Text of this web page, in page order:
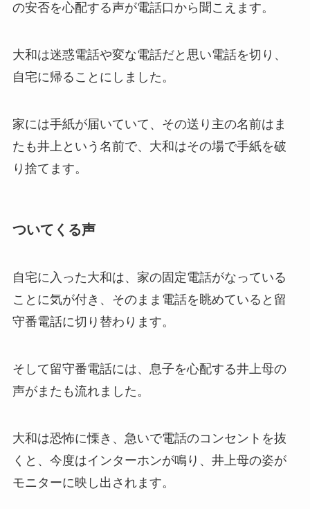
の安否を心配する声が電話口から聞こえます。
大和は迷惑電話や変な電話だと思い電話を切り、
自宅に帰ることにしました。
家には手紙が届いていて、その送り主の名前はま
たも井上という名前で、大和はその場で手紙を破
り捨てます。
ついてくる声
自宅に入った大和は、家の固定電話がなっている
ことに気が付き、そのまま電話を眺めていると留
守番電話に切り替わります。
そして留守番電話には、息子を心配する井上母の
声がまたも流れました。
大和は恐怖に慄き、急いで電話のコンセントを抜
くと、今度はインターホンが鳴り、井上母の姿が
モニターに映し出されます。